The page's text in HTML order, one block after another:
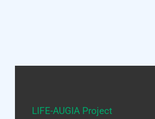
LIFE-AUGIA Project